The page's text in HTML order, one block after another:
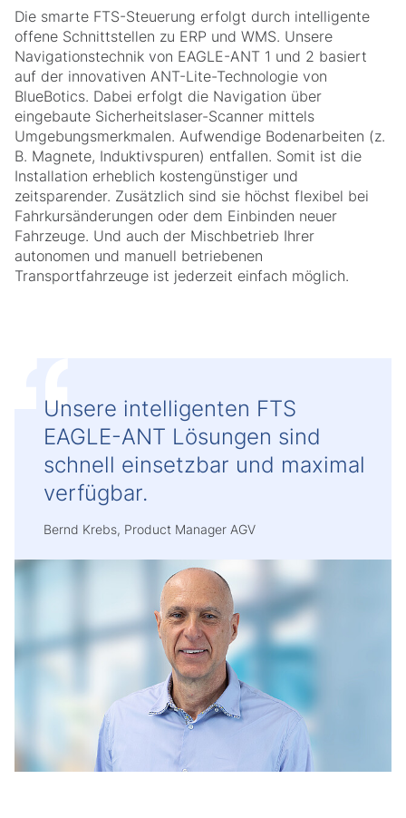
Die smarte FTS-Steuerung erfolgt durch intelligente
offene Schnittstellen zu ERP und WMS. Unsere
Navigationstechnik von EAGLE-ANT 1 und 2 basiert
auf der innovativen ANT-Lite-Technologie von
BlueBotics. Dabei erfolgt die Navigation über
eingebaute Sicherheitslaser-Scanner mittels
Umgebungsmerkmalen. Aufwendige Bodenarbeiten (z.
B. Magnete, Induktivspuren) entfallen. Somit ist die
Installation erheblich kostengünstiger und
zeitsparender. Zusätzlich sind sie höchst flexibel bei
Fahrkursänderungen oder dem Einbinden neuer
Fahrzeuge. Und auch der Mischbetrieb Ihrer
autonomen und manuell betriebenen
Transportfahrzeuge ist jederzeit einfach möglich.
Unsere intelligenten FTS
EAGLE-ANT Lösungen sind
schnell einsetzbar und maximal
verfügbar.
Bernd Krebs, Product Manager AGV